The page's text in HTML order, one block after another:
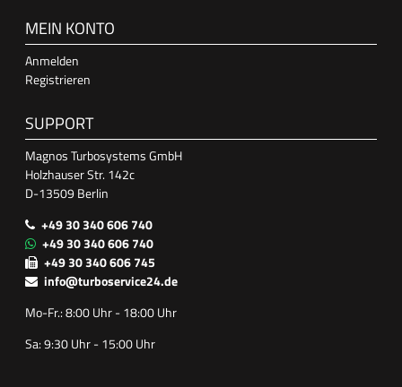
MEIN KONTO
Anmelden
Registrieren
SUPPORT
Magnos Turbosystems GmbH
Holzhauser Str. 142c
D-13509 Berlin
+49 30 340 606 740
+49 30 340 606 740
+49 30 340 606 745
info@turboservice24.de
Mo-Fr.: 8:00 Uhr - 18:00 Uhr
Sa: 9:30 Uhr - 15:00 Uhr